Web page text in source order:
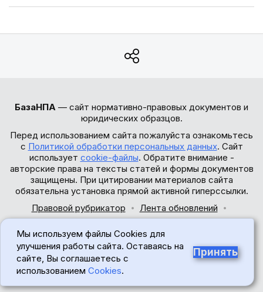
БазаНПА — сайт нормативно-правовых документов и
юридических образцов.
Перед использованием сайта пожалуйста ознакомьтесь
с Политикой обработки персональных данных. Сайт
использует cookie-файлы. Обратите внимание -
авторские права на тексты статей и формы документов
защищены. При цитировании материалов сайта
обязательна установка прямой активной гиперссылки.
Правовой рубрикатор
Лента обновлений
© 2017-2026
18+
Мы используем файлы Cookies для
улучшения работы сайта. Оставаясь на
сайте, Вы соглашаетесь с
использованием Cookies.
Принять